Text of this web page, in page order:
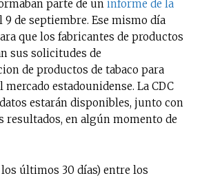
parte de un informe de la
9 de septiembre. Ese mismo día
que los fabricantes de productos
sus solicitudes de
de productos de tabaco para
mercado estadounidense. La CDC
estarán disponibles, junto con
resultados, en algún momento de
últimos 30 días) entre los